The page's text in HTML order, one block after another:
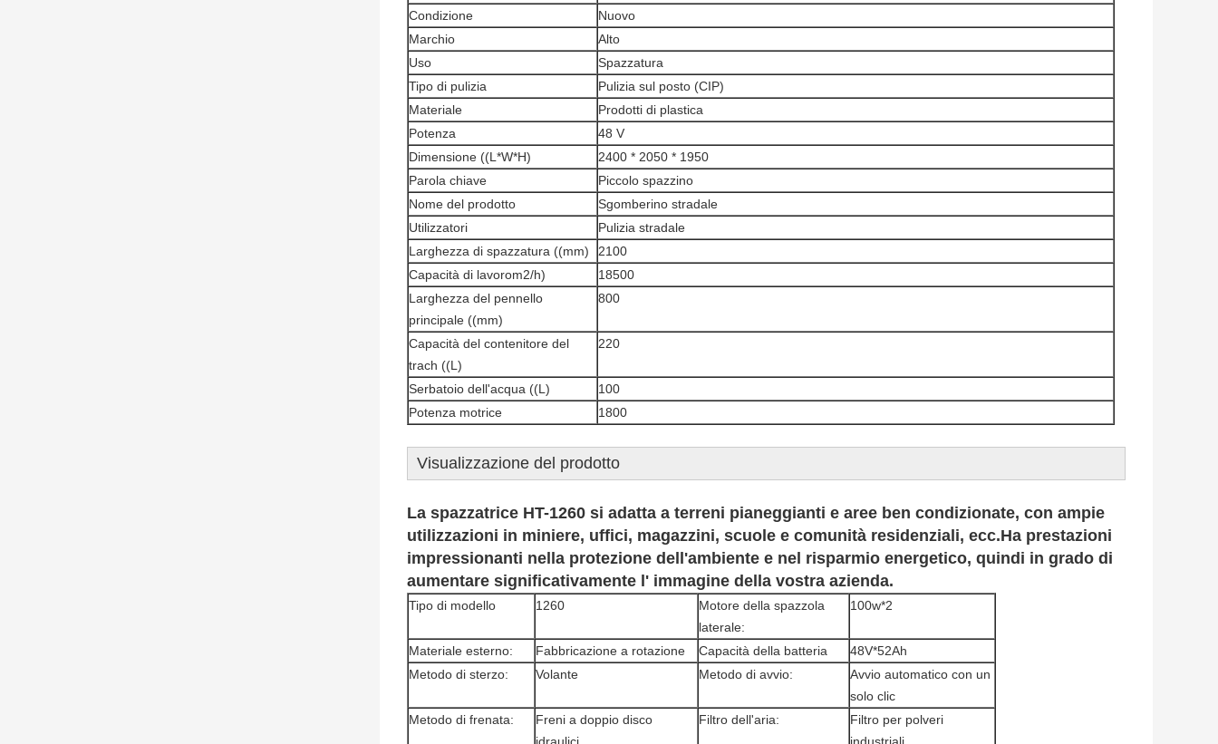
Condizione
Nuovo
Marchio
Alto
Uso
Spazzatura
Tipo di pulizia
Pulizia sul posto (CIP)
Materiale
Prodotti di plastica
Potenza
48 V
Dimensione ((L*W*H)
2400 * 2050 * 1950
Parola chiave
Piccolo spazzino
Nome del prodotto
Sgomberino stradale
Utilizzatori
Pulizia stradale
Larghezza di spazzatura ((mm)
2100
Capacità di lavorom2/h)
18500
Larghezza del pennello
principale ((mm)
800
Capacità del contenitore del
trach ((L)
220
Serbatoio dell'acqua ((L)
100
Potenza motrice
1800
Visualizzazione del prodotto
La spazzatrice HT-1260 si adatta a terreni pianeggianti e aree ben condizionate, con ampie
utilizzazioni in miniere, uffici, magazzini, scuole e comunità residenziali, ecc.Ha prestazioni
impressionanti nella protezione dell'ambiente e nel risparmio energetico, quindi in grado di
aumentare significativamente l' immagine della vostra azienda.
Tipo di modello 1260
Motore della spazzola
laterale:
100w*2
Materiale esterno: Fabbricazione a rotazione Capacità della batteria
48V*52Ah
Metodo di sterzo:
Volante Metodo di avvio:
Avvio automatico con un
solo clic
Metodo di frenata:
Freni a doppio disco
Filtro dell'aria:
Filtro per polveri